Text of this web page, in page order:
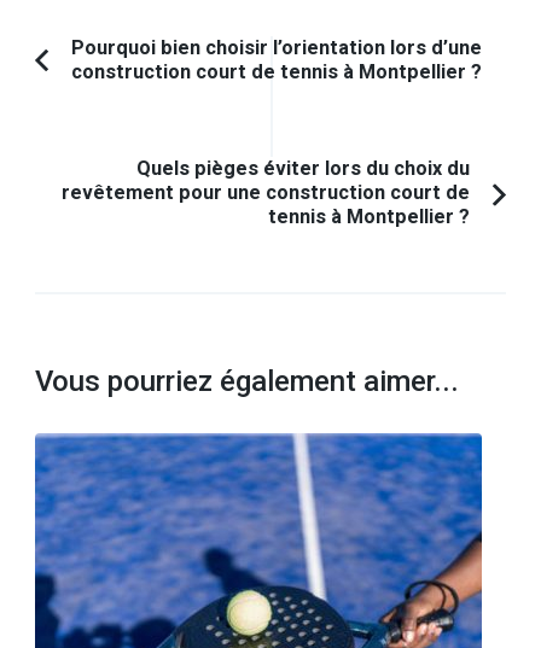
Navigation
d'article
Article
Pourquoi bien choisir l’orientation lors d’une
construction court de tennis à Montpellier ?
Quels pièges éviter lors du choix du
revêtement pour une construction court de
tennis à Montpellier ?
Vous pourriez également aimer...